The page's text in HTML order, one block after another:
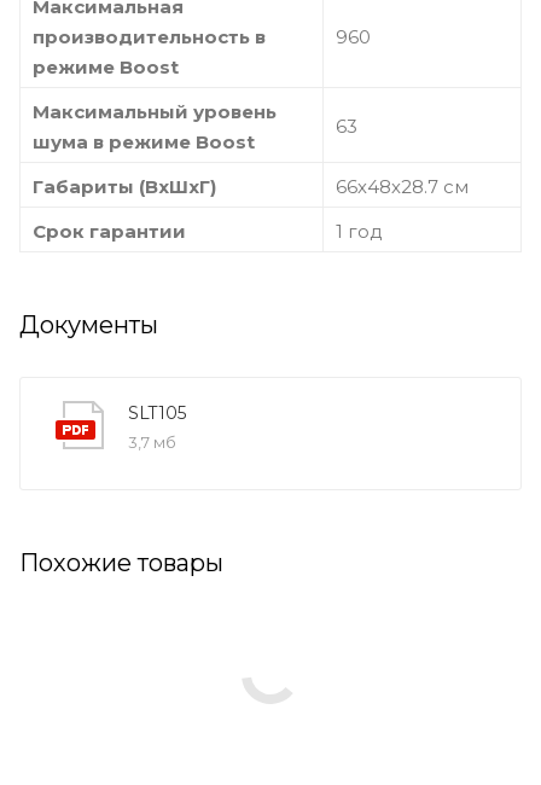
Максимальная
производительность в
режиме Boost
960
Максимальный уровень
шума в режиме Boost
63
Габариты (ВхШхГ)
66х48х28.7 см
Срок гарантии
1 год
Документы
SLT105
3,7 мб
Похожие товары